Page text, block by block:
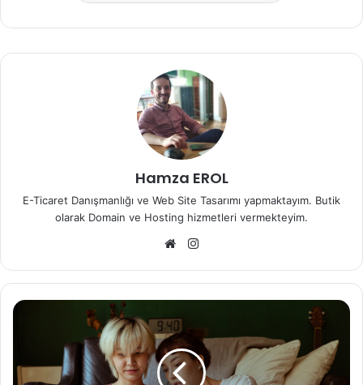
Hamza EROL
E-Ticaret Danışmanlığı ve Web Site Tasarımı yapmaktayım. Butik
olarak Domain ve Hosting hizmetleri vermekteyim.
Web
E-
5